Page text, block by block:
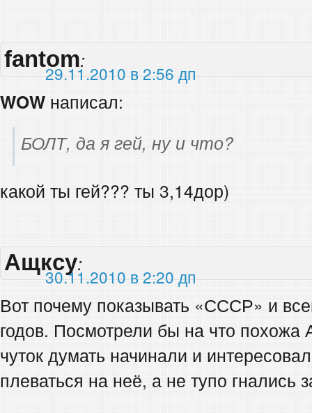
fantom:
29.11.2010 в 2:56 дп
WOW написал:
БОЛТ, да я гей, ну и что?
какой ты гей??? ты 3,14дор)
Ащксу:
30.11.2010 в 2:20 дп
Вот почему показывать «СССР» и
годов. Посмотрели бы на что похожа
чуток думать начинали и
плеваться на неё, а не тупо гнались